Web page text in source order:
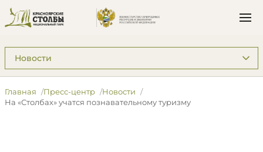
Подразделы: Пресс-центр
Главная Пресс-центр
Новости
На «Столбах» учатся познавательному туризму